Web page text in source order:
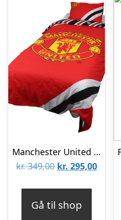
Manchester United F.C. Sengetøj – 150 x 210 cm
kr.349,00 Den
var:
kr. 295,00Den
Gå til shop